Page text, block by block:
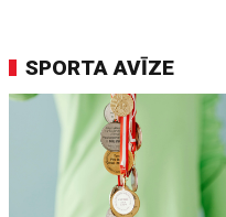
SPORTA AVĪZE